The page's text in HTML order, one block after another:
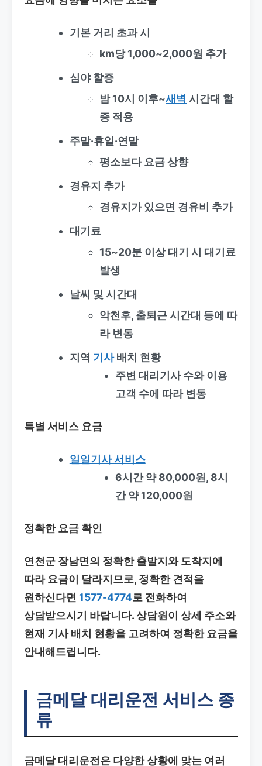
기본 거리 초과 시
km당 1,000~2,000원 추가
심야 할증
밤 10시 이후~새벽 시간대 할
증 적용
주말·휴일·연말
평소보다 요금 상향
경유지 추가
경유지가 있으면 경유비 추가
대기료
15~20분 이상 대기 시 대기료
발생
날씨 및 시간대
악천후, 출퇴근 시간대 등에 따
라 변동
지역 기사배치 현황
주변 대리기사 수와 이용
고객 수에 따라 변동
특별 서비스 요금
일일기사 서비스
6시간 약 80,000원, 8시
간 약 120,000원
정확한 요금 확인
연천군 장남면의 정확한 출발지와 도착지에
따라 요금이 달라지므로, 정확한 견적을
원하신다면 1577-4774로 전화하여
상담받으시기 바랍니다. 상담원이 상세 주소와
현재 기사 배치 현황을 고려하여 정확한 요금을
안내해드립니다.
금메달 대리운전 서비스 종
류
금메달 대리운전은 다양한 상황에 맞는 여러